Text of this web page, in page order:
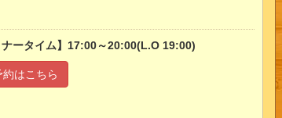
ータイム】17:00～20:00(L.O 19:00)
約はこちら